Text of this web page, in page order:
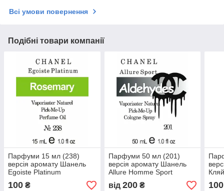
Всі умови повернення
Подібні товари компанії
Парфуми 15 мл (238)
версія аромату Шанель
Egoiste Platinum
100 ₴
Парфуми 50 мл (201)
версія аромату Шанель
Allure Homme Sport
від 200₴ 100